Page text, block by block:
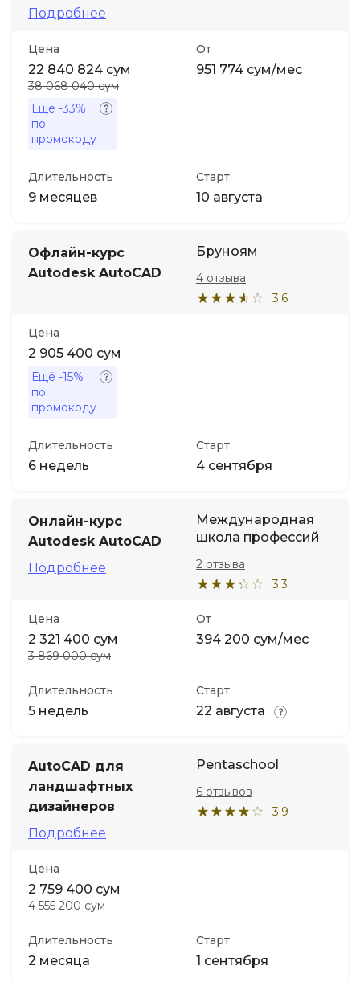
Подробнее
Цена
22 840 824 сум
38 068 040 сум
Ещё -33%
по
промокоду
От
951 774 сум/мес
Длительность
9 месяцев
Старт
10 августа
Офлайн-курс
Autodesk AutoCAD
Бруноям
3.6
4 отзыва
Цена
2 905 400 сум
Ещё -15%
по
промокоду
Длительность
6 недель
Старт
4 сентября
Онлайн-курс
Autodesk AutoCAD
Подробнее
Международная
школа профессий
3.3
2 отзыва
Цена
2 321 400 сум
3 869 000 сум
От
394 200 сум/мес
Длительность
5 недель
Старт
22 августа
AutoCAD для
ландшафтных
дизайнеров
Подробнее
Pentaschool
3.9
6 отзывов
Цена
2 759 400 сум
4 555 200 сум
Длительность
2 месяца
Старт
1 сентября